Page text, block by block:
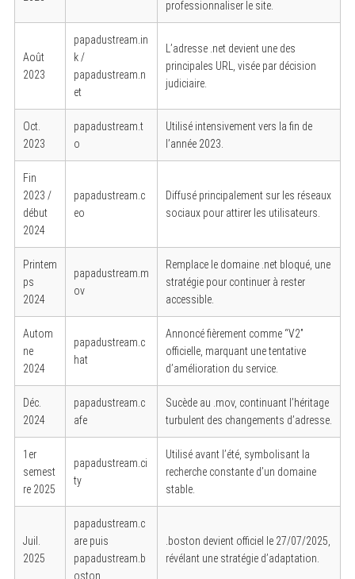
professionnaliser le site.
Août
2023
papadustream.in
k /
papadustream.n
et
L’adresse .net devient une des
principales URL, visée par décision
judiciaire.
Oct.
2023
papadustream.t
o
Utilisé intensivement vers la fin de
l’année 2023.
Fin
2023 /
début
2024
papadustream.c
eo
Diffusé principalement sur les réseaux
sociaux pour attirer les utilisateurs.
Printem
ps
2024
papadustream.m
ov
Remplace le domaine .net bloqué, une
stratégie pour continuer à rester
accessible.
Autom
ne
2024
papadustream.c
hat
Annoncé fièrement comme “V2”
officielle, marquant une tentative
d’amélioration du service.
Déc.
2024
papadustream.c
afe
Sucède au .mov, continuant l’héritage
turbulent des changements d’adresse.
1er
semest
re 2025
papadustream.ci
ty
Utilisé avant l’été, symbolisant la
recherche constante d’un domaine
stable.
Juil.
2025
papadustream.c
are puis
papadustream.b
oston
.boston devient officiel le 27/07/2025,
révélant une stratégie d’adaptation.